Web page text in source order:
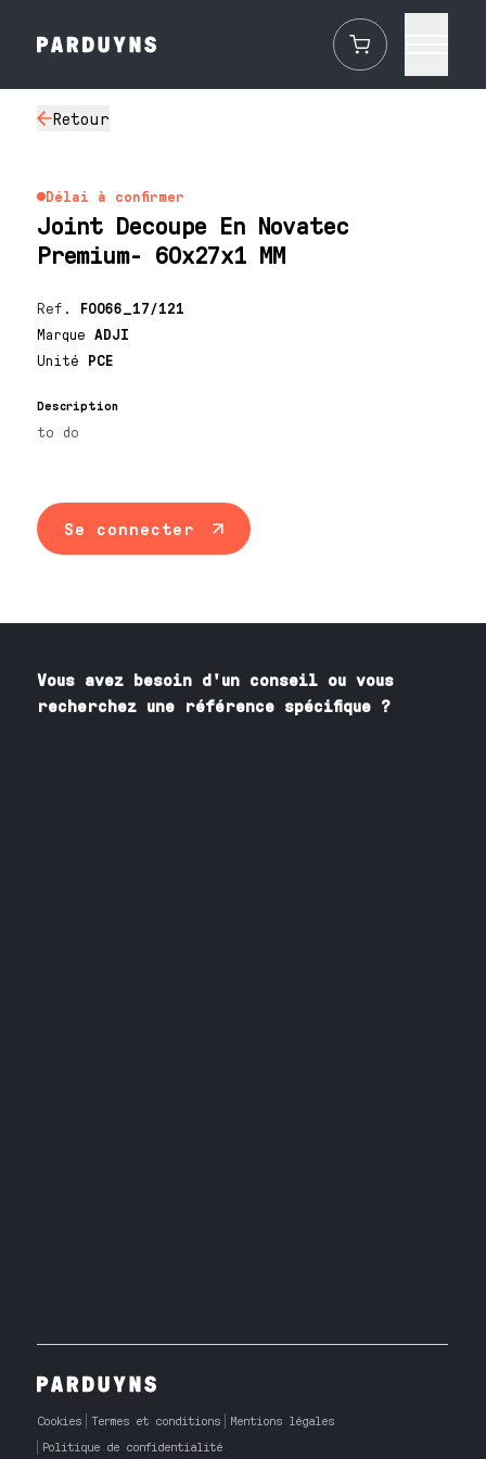
Retour
Délai à confirmer
Joint Decoupe En Novatec
Premium- 60x27x1 MM
Ref. F0066_17/121
MarqueADJI
Unité PCE
Description
to do
Se connecter
Vous avez besoin d'un conseil ou vous
recherchez une référence spécifique ?
Cookies Termes et conditions
Mentions légales
Politique de confidentialité